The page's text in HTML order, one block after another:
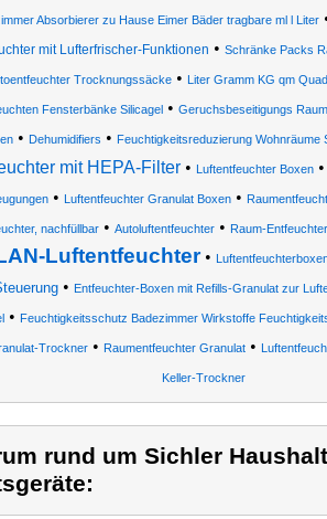
Absorbierer zu Hause Eimer Bäder tragbare ml l Liter
mit Lufterfrischer-Funktionen • Schränke Packs
Trocknungssäcke• Liter Gramm KG qm
Fensterbänke Silicagel• Geruchsbeseitigungs
• Dehumidifiers • Feuchtigkeitsreduzierung Wohnräume
mit HEPA-Filter• Luftentfeuchter Boxen•
• Luftentfeuchter Granulat Boxen •
nachfüllbar • Autoluftentfeuchter • Raum-
Luftentfeuchter•
• Entfeuchter-Boxen mit Refills-Granulat zur
• Feuchtigkeitsschutz Badezimmer Wirkstoffe
Trockner• Raumentfeuchter Granulat•
Keller-Trockner
rund um Sichler